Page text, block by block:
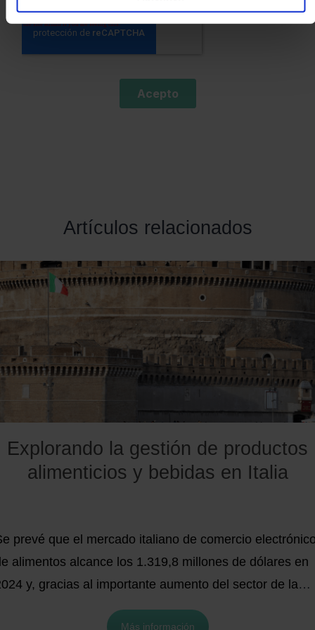
Artículos relacionados
Explorando la gestión de productos
alimenticios y bebidas en Italia
prevé que el mercado italiano de comercio
alimentos alcance los 1.319,8 millones de dólares en
y, gracias al importante aumento del sector de la
y las bebidas, la exploración culinaria de los
Más información